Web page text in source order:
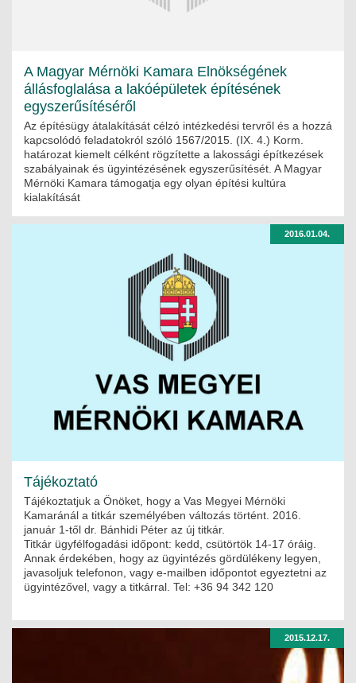
A Magyar Mérnöki Kamara Elnökségének
állásfoglalása a lakóépületek építésének
egyszerűsítéséről
Az építésügy átalakítását célzó intézkedési tervről és a hozzá
kapcsolódó feladatokról szóló 1567/2015. (IX. 4.) Korm.
határozat kiemelt célként rögzítette a lakossági építkezések
szabályainak és ügyintézésének egyszerűsítését. A Magyar
Mérnöki Kamara támogatja egy olyan építési kultúra
kialakítását
2016.01.04.
Tájékoztató
Tájékoztatjuk a Önöket, hogy a Vas Megyei Mérnöki
Kamaránál a titkár személyében változás történt. 2016.
január 1-től dr. Bánhidi Péter az új titkár.
Titkár ügyfélfogadási időpont: kedd, csütörtök 14-17 óráig.
Annak érdekében, hogy az ügyintézés gördülékeny legyen,
javasoljuk telefonon, vagy e-mailben időpontot egyeztetni az
ügyintézővel, vagy a titkárral. Tel: +36 94 342 120
2015.12.17.